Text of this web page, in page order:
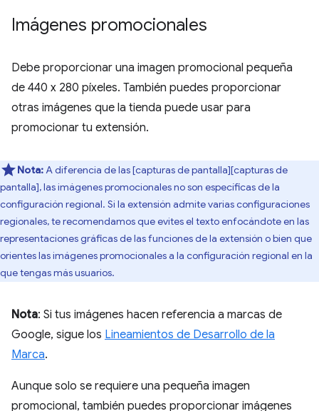
Imágenes promocionales
Debe proporcionar una imagen promocional pequeña
de 440 x 280 píxeles. También puedes proporcionar
otras imágenes que la tienda puede usar para
promocionar tu extensión.
Nota:A diferencia de las [capturas de pantalla][capturas de
pantalla], las imágenes promocionales no son específicas de la
configuración regional. Si la extensión admite varias configuraciones
regionales, te recomendamos que evites el texto enfocándote en las
representaciones gráficas de las funciones de la extensión o bien que
orientes las imágenes promocionales a la configuración regional en la
que tengas más usuarios.
Nota: Si tus imágenes hacen referencia a marcas de
Google, sigue los Lineamientos de Desarrollo de la
Marca.
Aunque solo se requiere una pequeña imagen
promocional, también puedes proporcionar imágenes